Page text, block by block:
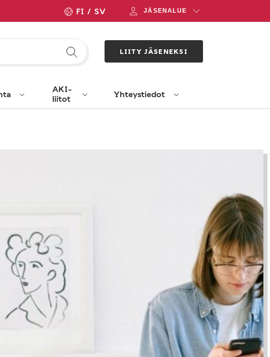
FI SV JÄSENALUE
LIITY JÄSENEKSI
AKI-
liitot
Yhteystiedot